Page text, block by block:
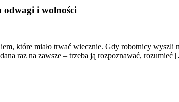
odwagi i wolności
które miało trwać wiecznie. Gdy robotnicy wyszli
raz na zawsze – trzeba ją rozpoznawać,